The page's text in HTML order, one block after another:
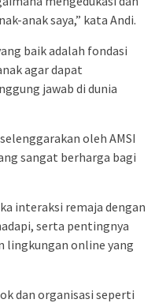
anak saya,” kata Andi.
baik adalah fondasi
agar dapat
jawab di dunia
oleh AMSI
sangat berharga bagi
interaksi remaja dengan
serta pentingnya
lingkungan online yang
dan оrganisasi seperti